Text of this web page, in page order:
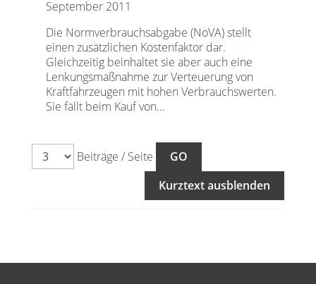
September 2011
Die Normverbrauchsabgabe (NoVA) stellt
einen zusätzlichen Kostenfaktor dar.
Gleichzeitig beinhaltet sie aber auch eine
Lenkungsmaßnahme zur Verteuerung von
Kraftfahrzeugen mit hohen Verbrauchswerten.
Sie fällt beim Kauf von...
Beiträge / Seite
Kurztext ausblenden